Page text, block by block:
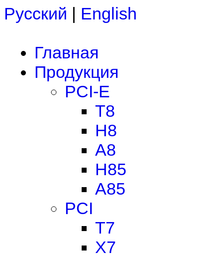
Русский | English
Главная
Продукция
PCI-E
T8
H8
A8
H85
A85
PCI
T7
X7